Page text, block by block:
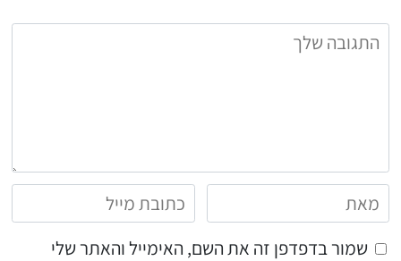
שמור בדפדפן זה את השם, האימייל והאתר שלי